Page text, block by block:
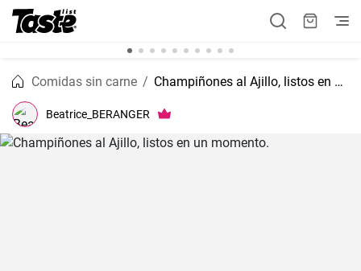
Comidas sin carne Champiñones al Ajillo, listos en un momento.
Beatrice_BERANGER